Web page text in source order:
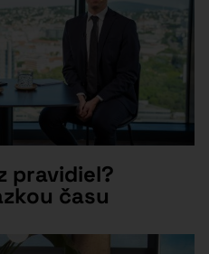
pravidiel?
času